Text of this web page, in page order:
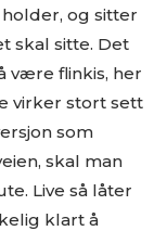
og sitter
skal sitte. Det
være flinkis, her
virker stort sett
som
skal man
Live så låter
klart å